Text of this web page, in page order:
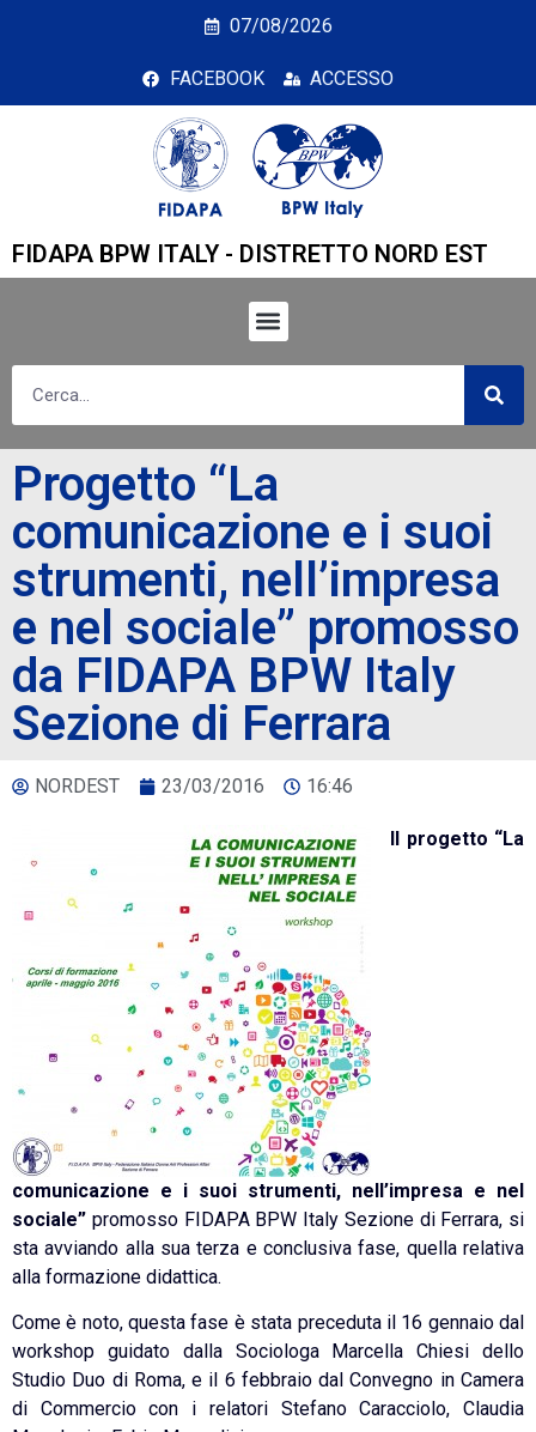
Progetto “La
07/08/2026
FACEBOOK ACCESSO
FIDAPA BPW ITALY - DISTRETTO NORD EST
Progetto “La
comunicazione e i suoi
strumenti, nell’impresa
e nel sociale” promosso
da FIDAPA BPW Italy
Sezione di Ferrara
NORDEST 23/03/2016 16:46
Il progetto “La
comunicazione e i suoi strumenti, nell’impresa e nel
sociale” promosso FIDAPA BPW Italy Sezione di Ferrara, si
sta avviando alla sua terza e conclusiva fase, quella relativa
alla formazione didattica.
Come è noto, questa fase è stata preceduta il 16 gennaio dal
workshop guidato dalla Sociologa Marcella Chiesi dello
Studio Duo di Roma, e il 6 febbraio dal Convegno in Camera
di Commercio con i relatori Stefano Caracciolo, Claudia